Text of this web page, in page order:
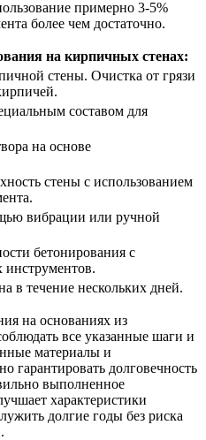
примерно 3-5%
более чем достаточно.
на кирпичных стенах:
стены. Очистка от грязи
составом для
на основе
стены с использованием
вибрации или ручной
бетонирования с
инструментов.
в течение нескольких дней.
на основаниях из
все указанные шаги и
материалы и
гарантировать долговечность
выполненное
характеристики
долгие годы без риска